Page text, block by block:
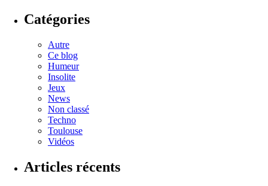
Catégories
Autre
Ce blog
Humeur
Insolite
Jeux
News
Non classé
Techno
Toulouse
Vidéos
Articles récents